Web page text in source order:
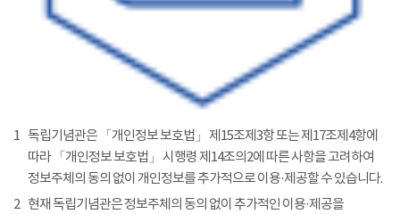
1 독립기념관은 「개인정보 보호법」 제15조제3항 또는 제17조제4항에
따라 「개인정보 보호법」 시행령 제14조의2에 따른 사항을 고려하여
정보주체의 동의 없이 개인정보를 추가적으로 이용·제공할 수 있습니다.
2 현재 독립기념관은 정보주체의 동의 없이 추가적인 이용·제공을